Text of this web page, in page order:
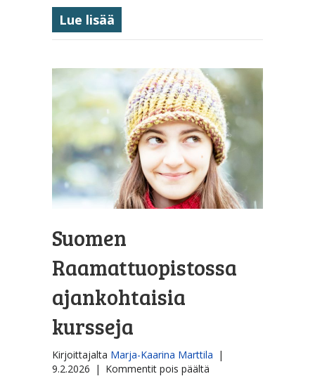
Lue lisää
Suomen
Raamattuopistossa
ajankohtaisia
kursseja
Kirjoittajalta Marja-Kaarina Marttila |
9.2.2026 | Kommentit pois päältä